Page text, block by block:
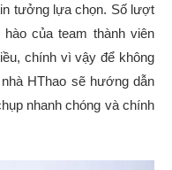
tưởng lựa chọn. Số lượt
của team thành viên
chính vì vậy để không
HThao sẽ hướng dẫn
nhanh chóng và chính